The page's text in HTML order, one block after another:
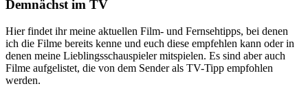
Demnächst im TV
Hier findet ihr meine aktuellen Film- und Fernsehtipps, bei denen
ich die Filme bereits kenne und euch diese empfehlen kann oder in
denen meine Lieblingsschauspieler mitspielen. Es sind aber auch
Filme aufgelistet, die von dem Sender als TV-Tipp empfohlen
werden.